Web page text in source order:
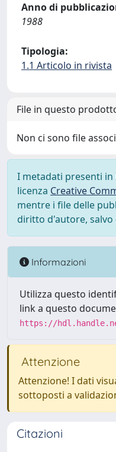
Anno di
1988
Tipologia:
1.1 Articolo in rivista
File in questo
Non ci sono file
I metadati presenti in
licenza Creative
mentre i file delle
diritto d'autore, salvo
Informazioni
Utilizza questo
link a questo
https://
Attenzione
Attenzione! I dati
sottoposti a
Citazioni